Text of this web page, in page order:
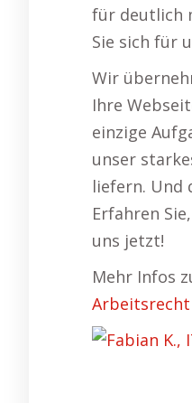
für deutlich
Sie sich für
Wir
Ihre
einzige
unser
liefern. Und
Erfahren
uns jetzt!
Mehr Infos